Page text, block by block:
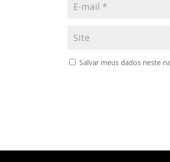
Salvar meus dados neste